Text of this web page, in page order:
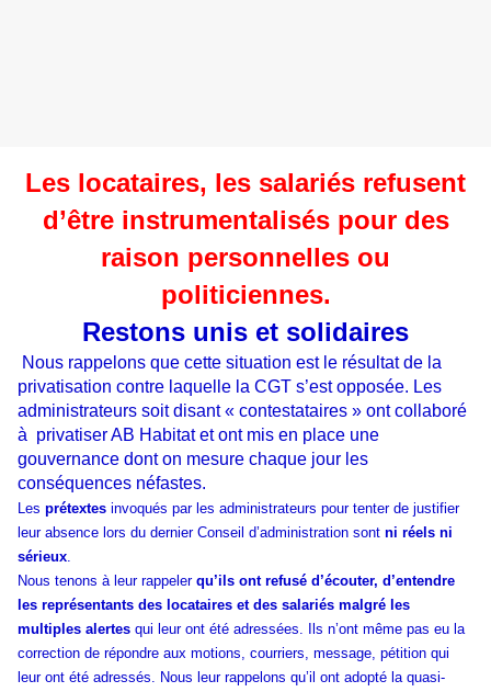
Les locataires, les salariés refusent
d’être instrumentalisés pour des
raison personnelles ou
politiciennes.
Restons unis et solidaires
Nous rappelons que cette situation est le résultat de la
privatisation contre laquelle la CGT s’est opposée. Les
administrateurs soit disant « contestataires » ont collaboré
à privatiser AB Habitat et ont mis en place une
gouvernance dont on mesure chaque jour les
conséquences néfastes.
Les prétextes invoqués par les administrateurs pour tenter de justifier
leur absence lors du dernier Conseil d’administration sont ni réels ni
sérieux.
Nous tenons à leur rappeler qu’ils ont refusé d’écouter, d’entendre
les représentants des locataires et des salariés malgré les
multiples alertes qui leur ont été adressées. Ils n’ont même pas eu la
correction de répondre aux motions, courriers, message, pétition qui
leur ont été adressés. Nous leur rappelons qu’il ont adopté la quasi-